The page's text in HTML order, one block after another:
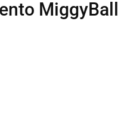
MiggyBall